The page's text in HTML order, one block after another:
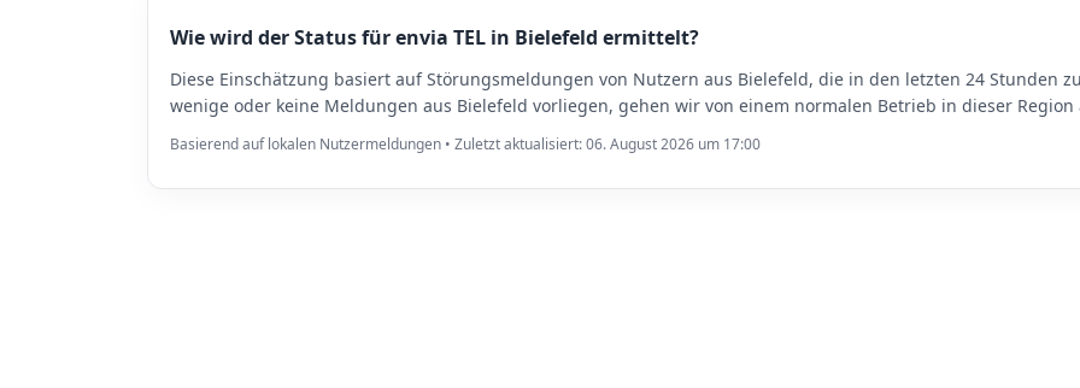
Wie wird der Status für envia TEL in Bielefeld ermittelt?
Diese Einschätzung basiert auf Störungsmeldungen von Nutzern aus Bielefeld, die in den letzten 24 Stunden
wenige oder keine Meldungen aus Bielefeld vorliegen, gehen wir von einem normalen Betrieb in dieser Region
Basierend auf lokalen Nutzermeldungen • Zuletzt aktualisiert: 06. August 2026 um 17:00